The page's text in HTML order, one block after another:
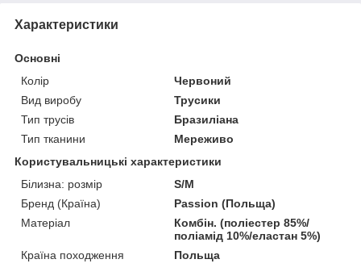
Характеристики
Основні
Колір
Червоний
Вид виробу
Трусики
Тип трусів
Бразиліана
Тип тканини
Мереживо
Користувальницькі характеристики
Білизна: розмір
S/M
Бренд (Країна)
Passion (Польща)
Матеріал
Комбін. (поліестер 85%/
поліамід 10%/еластан 5%)
Країна походження
Польща